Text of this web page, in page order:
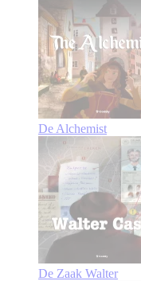
De Alchemist
De Zaak Walter